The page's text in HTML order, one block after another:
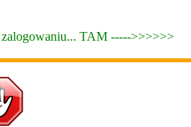
TAM ----->>>>>>